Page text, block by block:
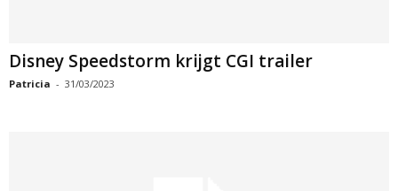
Disney Speedstorm krijgt CGI trailer
Patricia - 31/03/2023